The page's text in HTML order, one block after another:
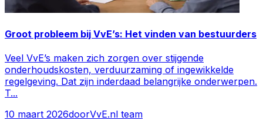
Groot probleem bij VvE’s: Het vinden van bestuurders
Veel VvE’s maken zich zorgen over stijgende
onderhoudskosten, verduurzaming of ingewikkelde
regelgeving. Dat zijn inderdaad belangrijke onderwerpen.
T...
10 maart 2026doorVvE.nl team